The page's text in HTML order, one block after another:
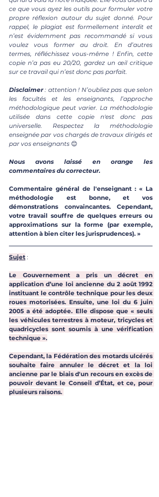
ce que vous ayez les outils pour formuler votre
propre réflexion autour du sujet donné. Pour
rappel, le plagiat est formellement interdit et
n’est évidemment pas recommandé si vous
voulez vous former au droit. En d’autres
termes, réfléchissez vous-même ! Enfin, cette
copie n’a pas eu 20/20, gardez un œil critique
sur ce travail qui n’est donc pas parfait.
Disclaimer : attention ! N’oubliez pas que selon
les facultés et les enseignants, l’approche
méthodologique peut varier. La méthodologie
utilisée dans cette copie n'est donc pas
universelle. Respectez la méthodologie
enseignée par vos chargés de travaux dirigés et
par vos enseignants 😊
Nous avons laissé en orange les
commentaires du correcteur.
Commentaire général de l'enseignant : « La
méthodologie est bonne, et vos
démonstrations convaincantes. Cependant,
votre travail souffre de quelques erreurs ou
approximations sur la forme (par exemple,
attention à bien citer les jurisprudences). »
Sujet :
Le Gouvernement a pris un décret en
application d’une loi ancienne du 2 août 1992
instituant le contrôle technique pour les deux
roues motorisées. Ensuite, une loi du 6 juin
2005 a été adoptée. Elle dispose que « seuls
les véhicules terrestres à moteur, tricycles et
quadricycles sont soumis à une vérification
technique ».
Cependant, la Fédération des motards ulcérés
souhaite faire annuler le décret et la loi
ancienne par le biais d'un recours en excès de
pouvoir devant le Conseil d’État, et ce, pour
plusieurs raisons.